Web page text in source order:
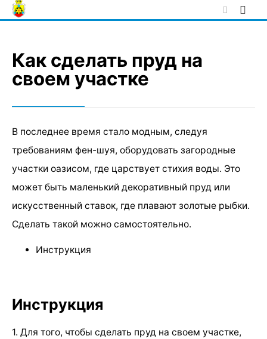
Skip
to
Как сделать пруд на
своем участке
В последнее время стало модным, следуя
требованиям фен-шуя, оборудовать загородные
участки оазисом, где царствует стихия воды. Это
может быть маленький декоративный пруд или
искусственный ставок, где плавают золотые рыбки.
Сделать такой можно самостоятельно.
Инструкция
Инструкция
1. Для того, чтобы сделать пруд на своем участке,